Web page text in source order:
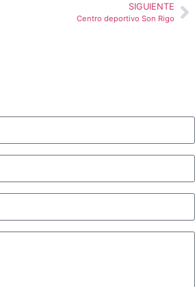
SIGUIENTE
Centro deportivo Son Rigo